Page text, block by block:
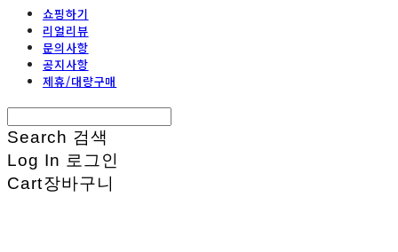
쇼핑하기
리얼리뷰
문의사항
공지사항
제휴/대량구매
Search 검색
Log In 로그인
Cart장바구니